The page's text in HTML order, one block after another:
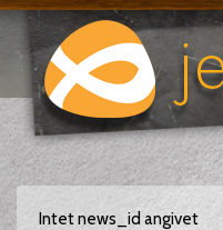
Intet news_id angivet